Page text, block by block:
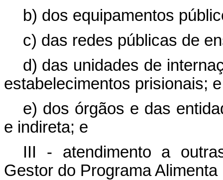
b) dos equipamentos
c) das redes públicas de
d) das unidades de
estabelecimentos prisionais; e
e) dos órgãos e das
e indireta; e
III - atendimento a
Gestor do Programa Alimenta